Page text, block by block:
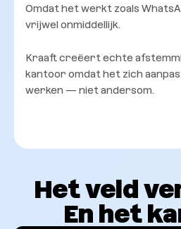
Omdat het werkt zoals
vrijwel onmiddellijk.
Kraaft creëert echte
kantoor omdat het zich
werken — niet andersom.
Het veld
En het